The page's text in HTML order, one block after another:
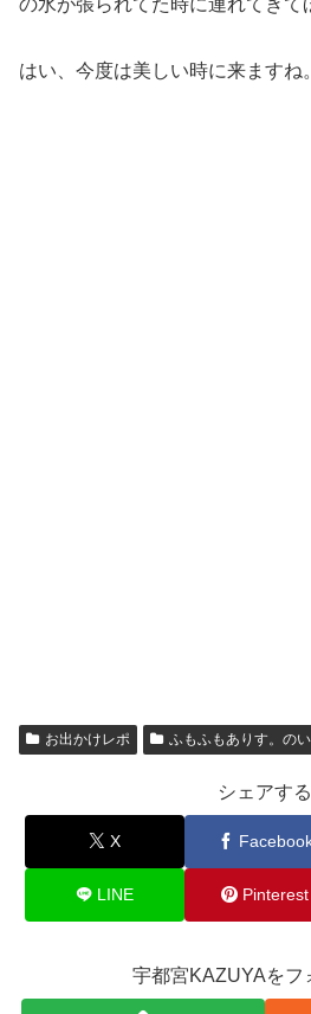
の水が張られてた時に連れてきて
はい、今度は美しい時に来ますね。
お出かけレポ ふもふもありす。の
シェアする
X
LINE Pinterest
宇都宮KAZUYAをフ